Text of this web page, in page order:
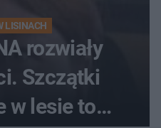
LISINACH
rozwiały
Szczątki
w lesie to